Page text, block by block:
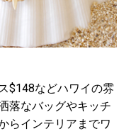
$148などハワイの雰
落なバッグやキッチ
らインテリアまでワ